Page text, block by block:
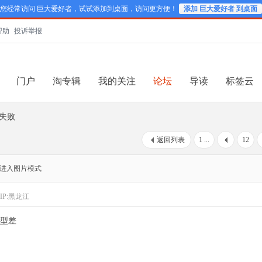
您经常访问 巨大爱好者，试试添加到桌面，访问更方便！ 添加 巨大爱好者 到桌面
助 投诉举报
门户 淘专辑 我的关注 论坛 导读 标签云
败
1 ... 12
返回列表
进入图片模式
IP:黑龙江
差